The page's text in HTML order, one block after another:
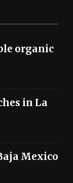
organic
in La
Mexico